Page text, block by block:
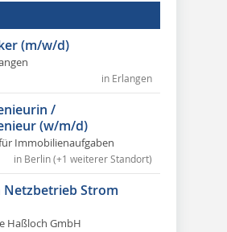
(m/w/d)
in Erlangen
/
(w/m/d)
Immobilienaufgaben
in Berlin (+1 weiterer Standort)
Strom
Haßloch GmbH